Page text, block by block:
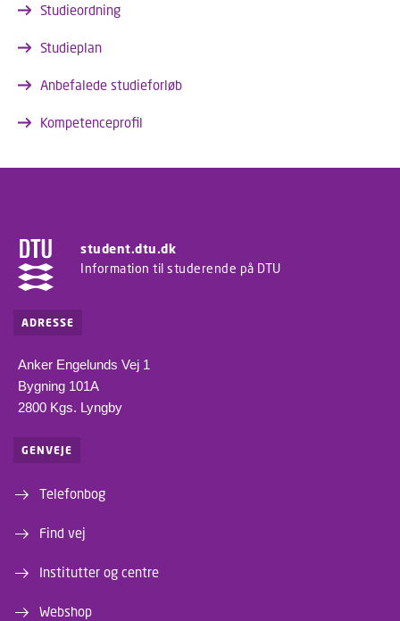
Studieordning
Studieplan
Anbefalede studieforløb
Kompetenceprofil
student.dtu.dk
Information til studerende på DTU
ADRESSE
Anker Engelunds Vej 1
Bygning 101A
2800 Kgs. Lyngby
GENVEJE
Telefonbog
Find vej
Institutter og centre
Webshop